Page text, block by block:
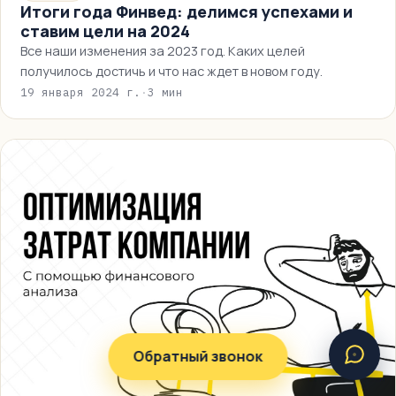
Итоги года Финвед: делимся успехами и
ставим цели на 2024
Все наши изменения за 2023 год. Каких целей
получилось достичь и что нас ждет в новом году.
19 января 2024 г. ·3 мин
Обратный звонок